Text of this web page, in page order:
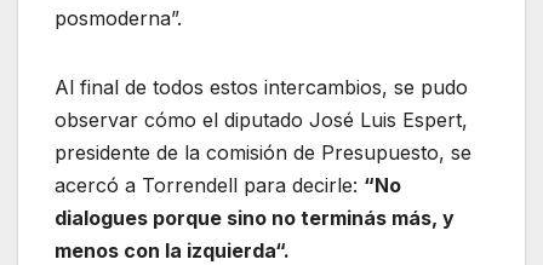
posmoderna”.
Al final de todos estos intercambios, se pudo
observar cómo el diputado José Luis Espert,
presidente de la comisión de Presupuesto, se
acercó a Torrendell para decirle: “No
dialogues porque sino no terminás más, y
menos con la izquierda“.